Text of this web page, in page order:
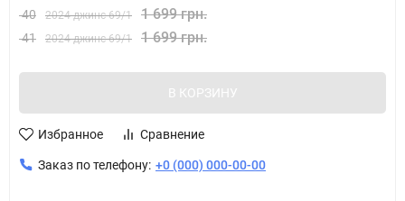
40 2024 джинс 69/1 1 699 грн.
41 2024 джинс 69/1 1 699 грн.
В КОРЗИНУ
Избранное Сравнение
Заказ по телефону: +0 (000) 000-00-00